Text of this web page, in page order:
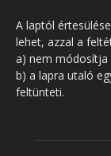
A laptól
lehet, azzal a
a) nem
b) a lapra utaló
feltünteti.